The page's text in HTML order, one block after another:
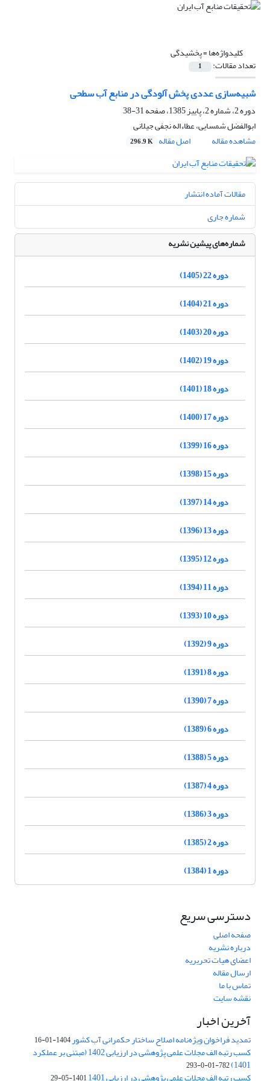
کلیدواژه‌ها =پخشیدگی
تعداد مقالات: 1
شبیه‌سازی عددی پخش آلودگی در منابع آب سطحی
دوره 2، شماره 2، پاییز 1385، صفحه
31-38
ابوالفضل شمسایی، عطاءاله نجفی جیلانی
مشاهده مقاله
اصل مقاله 296.9 K
مقالات آماده انتشار
شماره جاری
شماره‌های پیشین نشریه
دوره 22 (1405)
دوره 21 (1404)
دوره 20 (1403)
دوره 19 (1402)
دوره 18 (1401)
دوره 17 (1400)
دوره 16 (1399)
دوره 15 (1398)
دوره 14 (1397)
دوره 13 (1396)
دوره 12 (1395)
دوره 11 (1394)
دوره 10 (1393)
دوره 9 (1392)
دوره 8 (1391)
دوره 7 (1390)
دوره 6 (1389)
دوره 5 (1388)
دوره 4 (1387)
دوره 3 (1386)
دوره 2 (1385)
دوره 1 (1384)
دسترسی سریع
صفحه اصلی
درباره نشریه
اعضای هیات تحریریه
ارسال مقاله
تماس با ما
نقشه سایت
آخرین اخبار
تمدید فراخوان ویژه‌نامه اصلاح ساختار حکمرانی آب کشور1404-01-16
کسب رتبه الف مجلات علمی پژوهشی در ارزیابی 1402 (مبتنی بر عملکرد
1401)
782-01-0-293
کسب رتبه الف مجلات علمی پژوهشی در ارزیابی 1401 1401-05-29